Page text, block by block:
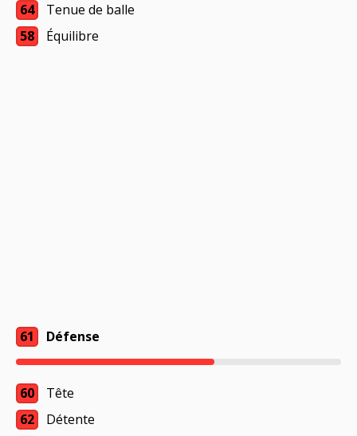
64
Tenue de balle
58
Équilibre
61 Défense
60
Tête
62
Détente